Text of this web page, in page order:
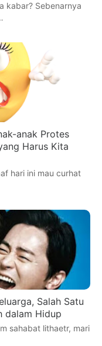
kabar? Sebenarnya
anak Protes
Harus Kita
hari ini mau curhat
Salah Satu
dalam Hidup
sahabat lithaetr, mari